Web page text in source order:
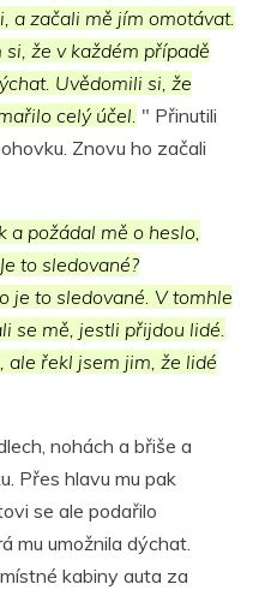
a začali mě jím omotávat.
že v každém případě
Uvědomili si, že
celý účel. " Přinutili
Znovu ho začali
a požádal mě o heslo,
to sledované?
je to sledované. V tomhle
se mě, jestli přijdou lidé.
ale řekl jsem jim, že lidé
nohách a břiše a
Přes hlavu mu pak
se ale podařilo
mu umožnila dýchat.
kabiny auta za